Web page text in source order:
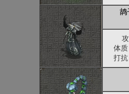
鸪
体质
打抗